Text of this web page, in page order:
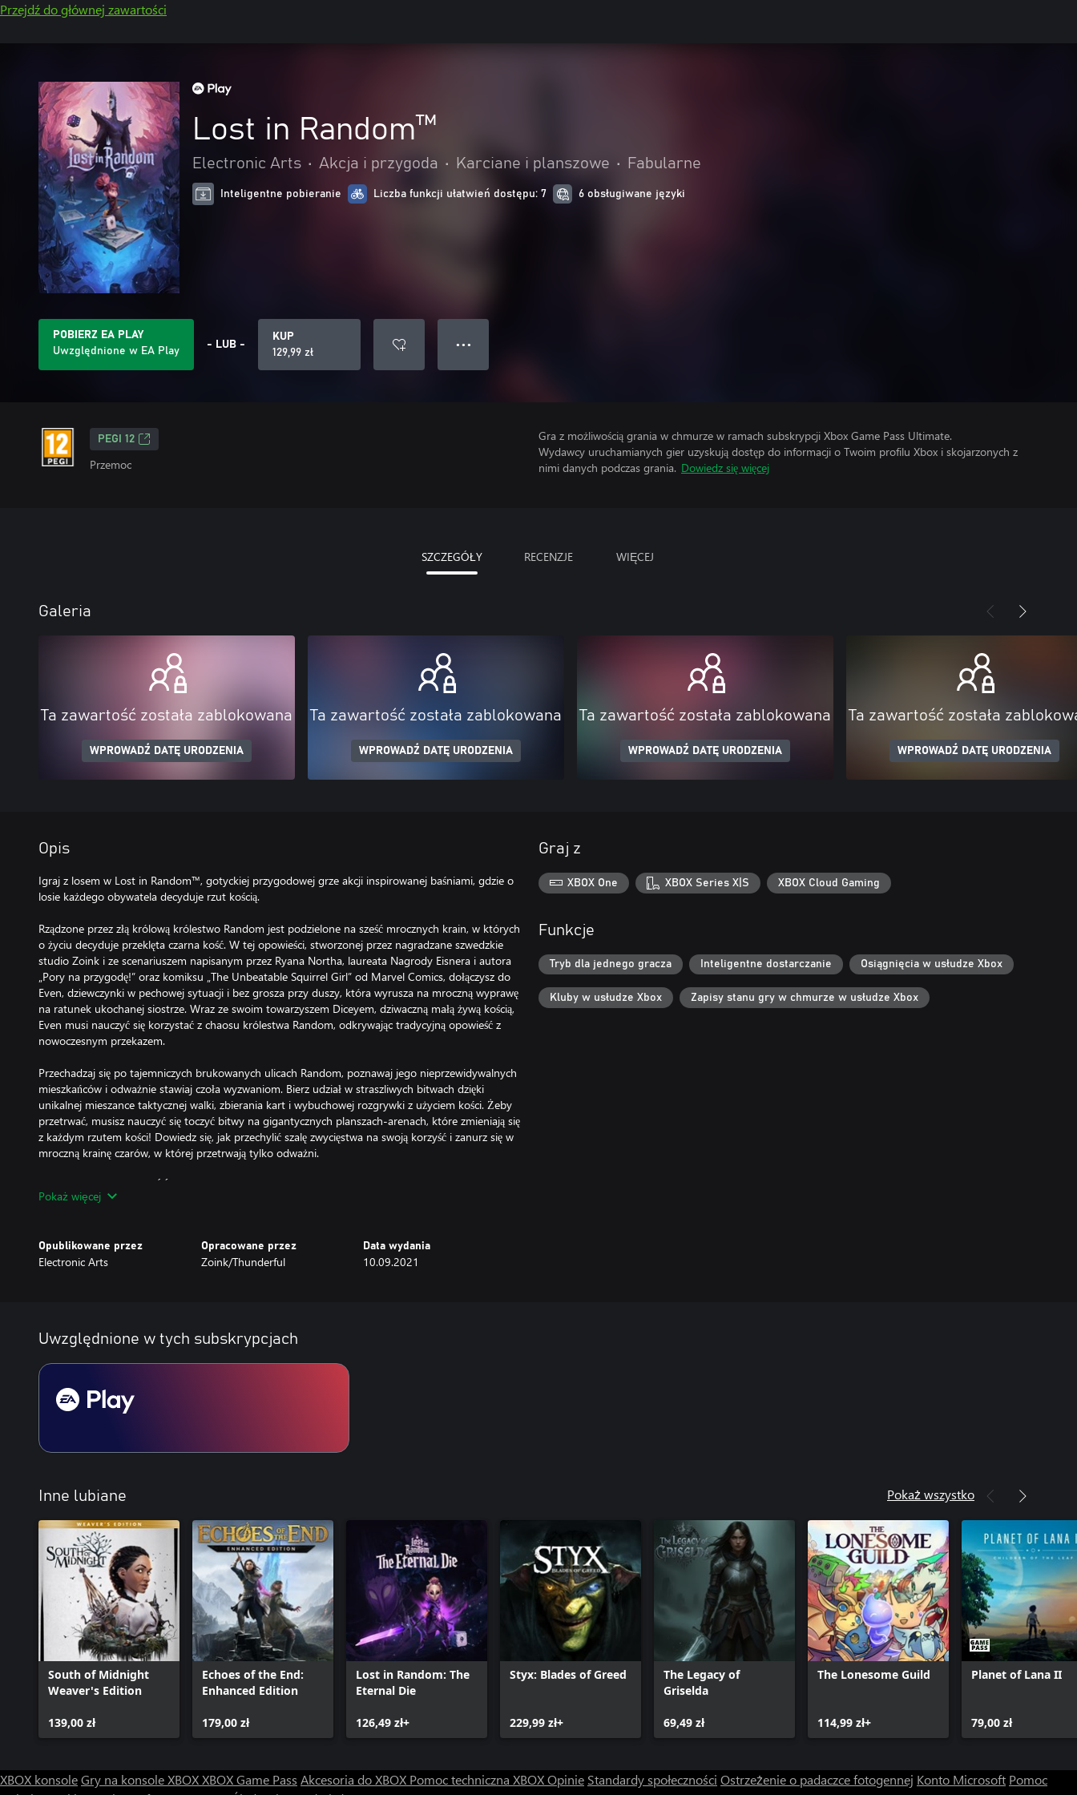
Przejdź do głównej zawartości
Lost in Random™
Electronic Arts • Akcja i przygoda • Karciane i planszowe • Fabularne
Inteligentne pobieranie Liczba funkcji ułatwień dostępu: 7 6 obsługiwane języki
POBIERZ EA PLAY
Uwzględnione w EA Play
- LUB -
KUP
129,99 zł
● ● ●
PEGI 12
Przemoc
Gra z możliwością grania w chmurze w ramach subskrypcji Xbox Game Pass Ultimate.
Wydawcy uruchamianych gier uzyskują dostęp do informacji o Twoim profilu Xbox i skojarzonych z
nimi danych podczas grania. Dowiedz się więcej
SZCZEGÓŁY RECENZJE WIĘCEJ
Galeria
Ta zawartość została zablokowana
WPROWADŹ DATĘ URODZENIA
Ta zawartość została zablokowana
WPROWADŹ DATĘ URODZENIA
Ta zawartość została zablokowana
WPROWADŹ DATĘ URODZENIA
Ta zawartość została
WPROWADŹ DATĘ URODZENIA
Opis
Igraj z losem w Lost in Random™, gotyckiej przygodowej grze akcji inspirowanej baśniami, gdzie o
losie każdego obywatela decyduje rzut kością.
Rządzone przez złą królową królestwo Random jest podzielone na sześć mrocznych krain, w których
o życiu decyduje przeklęta czarna kość. W tej opowieści, stworzonej przez nagradzane szwedzkie
studio Zoink i ze scenariuszem napisanym przez Ryana Northa, laureata Nagrody Eisnera i autora
„Pory na przygodę!” oraz komiksu „The Unbeatable Squirrel Girl” od Marvel Comics, dołączysz do
Even, dziewczynki w pechowej sytuacji i bez grosza przy duszy, która wyrusza na mroczną wyprawę
na ratunek ukochanej siostrze. Wraz ze swoim towarzyszem Diceyem, dziwaczną małą żywą kością,
Even musi nauczyć się korzystać z chaosu królestwa Random, odkrywając tradycyjną opowieść z
nowoczesnym przekazem.
Przechadzaj się po tajemniczych brukowanych ulicach Random, poznawaj jego nieprzewidywalnych
mieszkańców i odważnie stawiaj czoła wyzwaniom. Bierz udział w straszliwych bitwach dzięki
unikalnej mieszance taktycznej walki, zbierania kart i wybuchowej rozgrywki z użyciem kości. Żeby
przetrwać, musisz nauczyć się toczyć bitwy na gigantycznych planszach-arenach, które zmieniają się
z każdym rzutem kości! Dowiedz się, jak przechylić szalę zwycięstwa na swoją korzyść i zanurz się w
mroczną krainę czarów, w której przetrwają tylko odważni.
ODKRYJ OSOBLIWĄ BAŚŃ – wkrocz do pięknej i upiornej krainy czarów dzięki scenariuszowi
napisanemu przez Ryana Northa, laureata Nagrody Eisnera i autora „Pory na przygodę!” oraz „The
siostrę i odkryj dziwaczną opowieść z bardzo nowoczesnym przesłaniem.
SPRZECIW SIĘ LOSOWI NA PRZEKÓR PRAWDOPODOBIEŃSTWU – sprzeciw się przeklętemu
przeznaczeniu i opanuj moc losowości. Połącz siły ze swoim przyjacielem Diceyem i podejmuj ryzyko
w bitwach, których przebieg może zmienić rzut kością.
Igraj z losem. Wygraj grę.
OBOWIĄZUJĄ WARUNKI I OGRANICZENIA. SZCZEGÓŁOWE INFORMACJE DOSTĘPNE SĄ POD
ADRESEM www.ea.com/pl-pl/legal.
Pokaż więcej
Opublikowane przez
Electronic Arts
Opracowane przez
Zoink/Thunderful
Data wydania
10.09.2021
Graj z
XBOX One XBOX Series X|S XBOX Cloud Gaming
Funkcje
Tryb dla jednego gracza Inteligentne dostarczanie Osiągnięcia w usłudze Xbox
Kluby w usłudze Xbox Zapisy stanu gry w chmurze w usłudze Xbox
Uwzględnione w tych subskrypcjach
Inne lubiane Pokaż wszystko
South of Midnight
Weaver's Edition
139,00 zł
Echoes of the End:
Enhanced Edition
179,00 zł
Lost in Random: The
Eternal Die
126,49 zł+
Styx: Blades of Greed
229,99 zł+
The Legacy of
Griselda
69,49 zł
The Lonesome Guild
114,99 zł+
Planet of Lana II
79,00 zł
XBOX konsoleGry na konsole XBOXXBOX Game Pass Akcesoria do XBOX Pomoc techniczna XBOXOpinie Standardy społeczności Ostrzeżenie o padaczce fotogennej Konto Microsoft Pomoc